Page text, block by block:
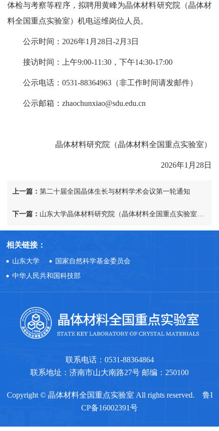
体检与考察等程序，拟聘用黄峰为晶体材料研究院（晶体材
料全国重点实验室）机电运维岗位人员。
公示时间：2026年1月28日-2月3日
接访时间：上午9:00-11:30，下午14:30-17:00
公示电话：0531-88364963（非工作时间请发邮件）
公示邮箱：zhaochunxiao@sdu.edu.cn
晶体材料研究院（晶体材料全国重点实验室）
2026年1月28日
上一篇： 第二十届全国晶体生长与材料学术会议第一轮通知
下一篇： 山东大学晶体材料研究院（晶体材料全国重点实验室）非事业编制人员招聘公告
相关链接：
山东大学
国家自然科学基金委员会
中华人民共和国科技部
联系电话：0531-88364864
联系地址：济南市山大南路27号 邮编：250100
Copyright © 晶体材料全国重点实验室 All rights reserved. 鲁I
CP备16002391号